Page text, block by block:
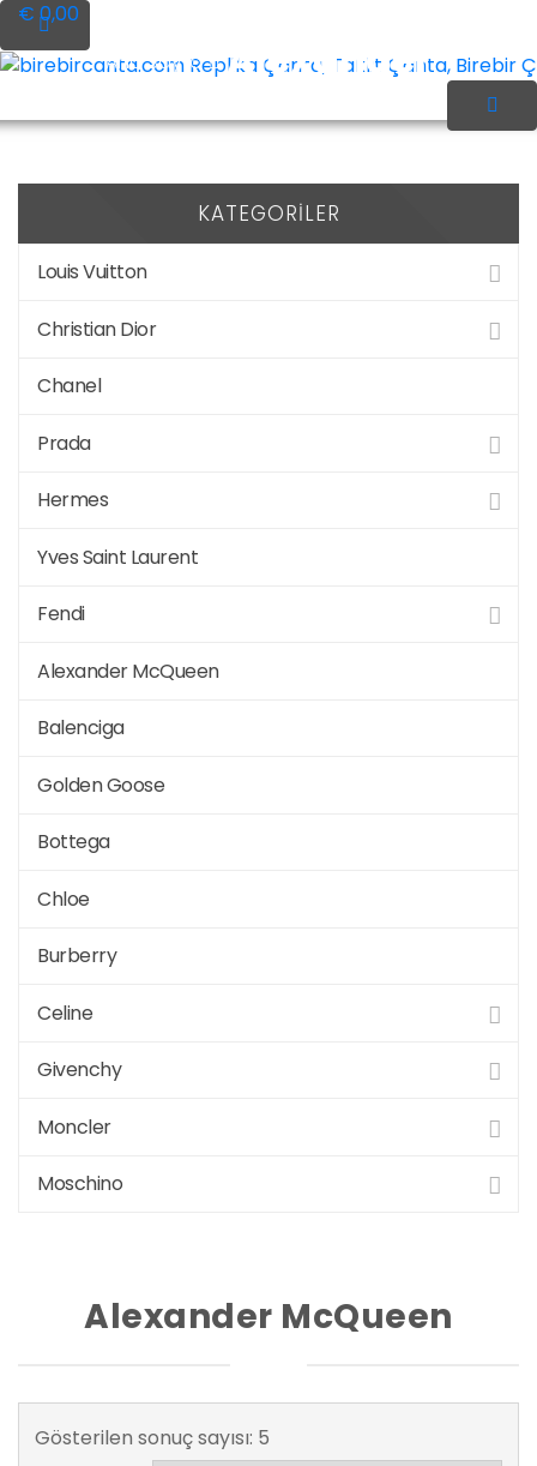
İçeriği
Geç
birebircanta.com Replika Çanta, Taklit Çanta, Birebir
€ 0,00
Ana Sayfa
Alexander
McQueen
KATEGORILER
Louis Vuitton
Christian Dior
Chanel
Prada
Hermes
Yves Saint Laurent
Fendi
Alexander McQueen
Balenciga
Golden Goose
Bottega
Chloe
Burberry
Celine
Givenchy
Moncler
Moschino
Alexander McQueen
Gösterilen sonuç sayısı: 5